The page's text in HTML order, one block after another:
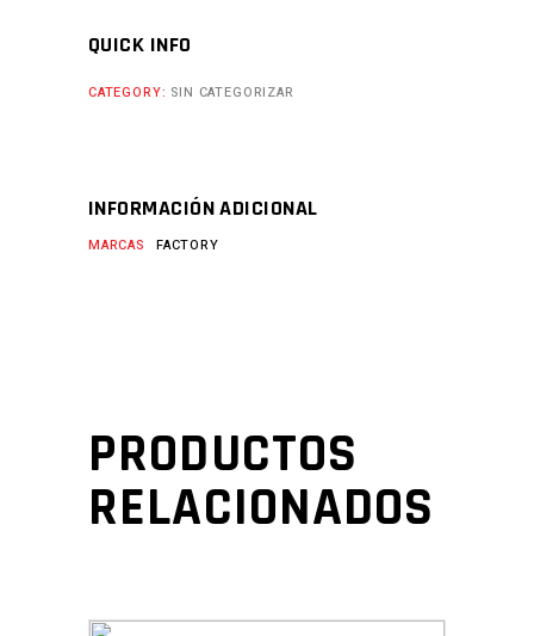
QUICK INFO
CATEGORY: SIN CATEGORIZAR
INFORMACIÓN ADICIONAL
MARCAS FACTORY
PRODUCTOS
RELACIONADOS